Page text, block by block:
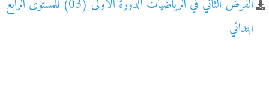
الفرض الثاني في الرياضيات الدورة الأولى (03) للمستوى الرابع
ابتدائي